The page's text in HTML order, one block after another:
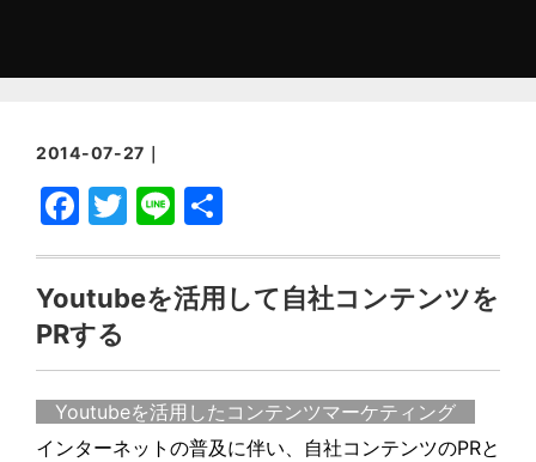
2014-07-27｜
F
a
c
e
b
o
o
T
w
itt
er
Li
n
e
有
Youtubeを活用して自社コンテンツを
PRする
Youtubeを活用したコンテンツマーケティング
インターネットの普及に伴い、自社コンテンツのPRと